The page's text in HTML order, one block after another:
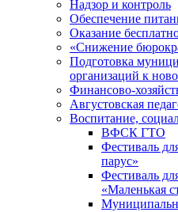
Надзор и контроль
Обеспечение
Оказание
«Снижение
Подготовка
организаций к
Финансово-
Августовская
Воспитание,
ВФСК ГТО
Фестиваль
парус»
Фестиваль
«Маленькая